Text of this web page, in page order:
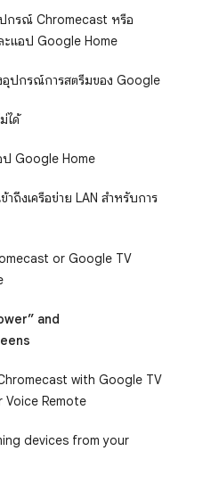
กรณ์ Chromecast หรือ
แอป Google Home
อุปกรณ์การสตรีมของ Google
ได้
Google Home
าถึงเครือข่าย LAN สําหรับการ
or Google TV
and
with Google TV
Voice Remote
devices from your